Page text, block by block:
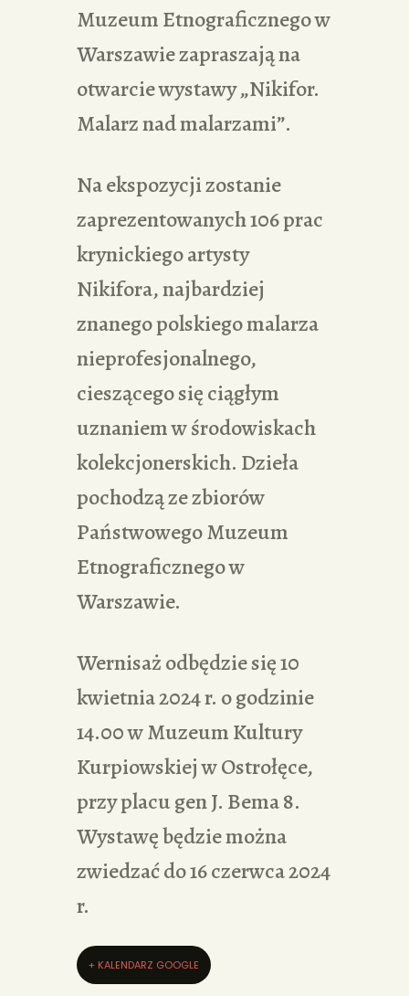
Muzeum Etnograficznego w
Warszawie zapraszają na
otwarcie wystawy „Nikifor.
Malarz nad malarzami”.
Na ekspozycji zostanie
zaprezentowanych 106 prac
krynickiego artysty
Nikifora, najbardziej
znanego polskiego malarza
nieprofesjonalnego,
cieszącego się ciągłym
uznaniem w środowiskach
kolekcjonerskich. Dzieła
pochodzą ze zbiorów
Państwowego Muzeum
Etnograficznego w
Warszawie.
Wernisaż odbędzie się 10
kwietnia 2024 r. o godzinie
14.00 w Muzeum Kultury
Kurpiowskiej w Ostrołęce,
przy placu gen J. Bema 8.
Wystawę będzie można
zwiedzać do 16 czerwca 2024
r.
+ KALENDARZ GOOGLE